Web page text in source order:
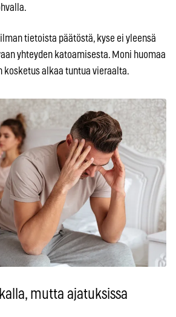
tietoista päätöstä, kyse ei yleensä
yhteyden katoamisesta. Moni huomaa
kosketus alkaa tuntua vieraalta.
mutta ajatuksissa